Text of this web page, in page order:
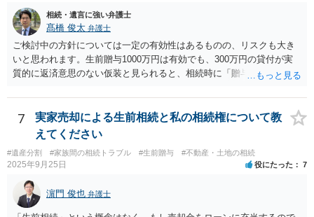
相続・遺言に強い弁護士
髙橋 俊太 弁護士
ご検討中の方針については一定の有効性はあるものの、リスクも大き
いと思われます。生前贈与1000万円は有効でも、300万円の貸付が実
質的に返済意思のない仮装と見られると、相続時に「贈与」と評価さ
法として考えられるものとしては、 ①信託（家族信託・目的信託） 財
産を信託口に移し、受託者（信頼できる友人や専門職）に管理させ、
・生存中はあなたの生活費・介護費に優先充当 ・残余を友人や慈善団
体へ と使途を厳格に指定。相続ではなく信託帰属になるため、子の関
与を大きく排除できます。 ②遺言＋生命保険の組合せ 生活資金は手元
に残し、余剰資金で受取人を友人・団体にした保険を活用。保険金は
相続財産とは別枠で、遺留分対策にも有効と思われます。 ③負担付死
因贈与 「介護・見守り等を条件に、死亡時に財産を渡す」契約。条件
不履行なら無効にでき、老後の安心を担保できます。 ④ 寄附予約＋解
7
実家売却による生前相続と私の相続権について教
えてください
#遺産分割 #家族間の相続トラブル #生前贈与 #不動産・土地の相続
2025年9月25日 役にたった 7
濵門 俊也 弁護士